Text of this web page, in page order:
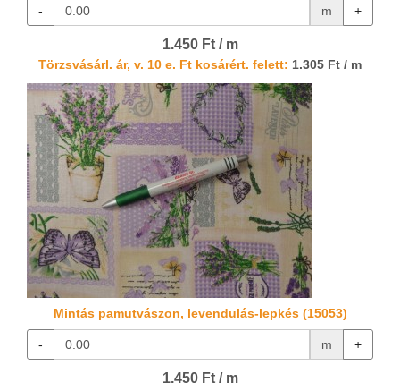
- m +
1.450 Ft / m
Törzsvásárl. ár, v. 10 e. Ft kosárért. felett: 1.305 Ft / m
Mintás pamutvászon, levendulás-lepkés (15053)
- m +
1.450 Ft / m